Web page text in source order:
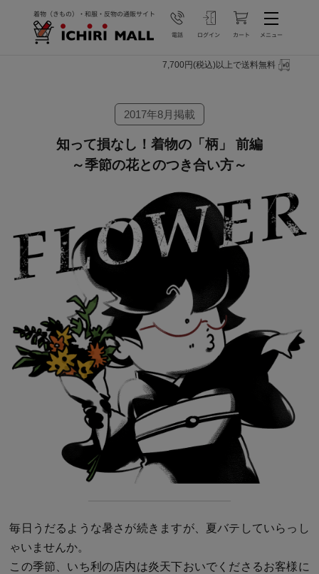
7,700円(税込)以上で送料無料
2017年8月掲載
知って損なし！着物の「柄」 前編
～季節の花とのつき合い方～
毎日うだるような暑さが続きますが、夏バテしていらっし
ゃいませんか。
この季節、いち利の店内は炎天下おいでくださるお客様に